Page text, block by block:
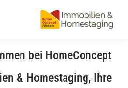
bei HomeConcept
& Homestaging, Ihre